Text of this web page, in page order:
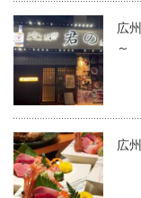
広
～
広